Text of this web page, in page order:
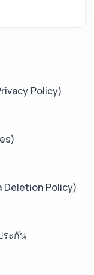
Policy)
Deletion Policy)
ระกัน